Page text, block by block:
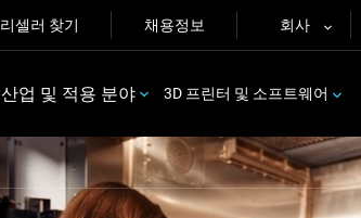
리셀러 찾기 채용정보 회사
산업 및 적용 분야 3D 프린터 및 소프트웨어